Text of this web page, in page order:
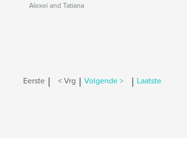
Alexei and Tatiana
Eerste | < Vrg | Volgende > | Laatste